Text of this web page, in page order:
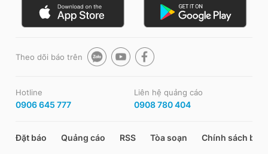
Theo dõi báo trên
Hotline
0906 645 777
Liên hệ quảng cáo
0908 780 404
Đặt báo Quảng cáo RSS Tòa soạn Chính sách bảo